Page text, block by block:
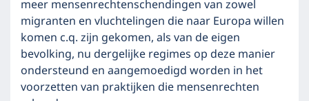
meer mensenrechtenschendingen van zowel
migranten en vluchtelingen die naar Europa willen
komen c.q. zijn gekomen, als van de eigen
bevolking, nu dergelijke regimes op deze manier
ondersteund en aangemoedigd worden in het
voorzetten van praktijken die mensenrechten